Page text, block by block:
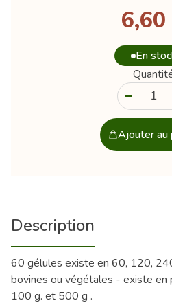
En
Ajouter au
Description
60 gélules existe en 60, 120,
bovines ou végétales - existe en
100 g. et 500 g .